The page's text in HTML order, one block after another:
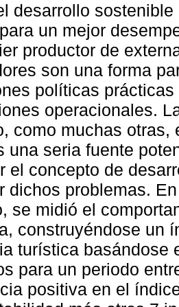
desarrollo
un mejor
productor de
son una forma
políticas prácticas
operacionales.
como muchas otras,
una seria fuente
el concepto de
dichos problemas.
se midió el
construyéndose un
turística basándose
para un periodo
positiva en el